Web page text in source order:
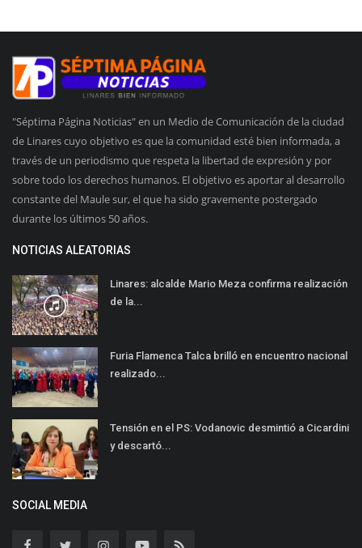
"Séptima Página Noticias" en un Medio de Comunicación de la ciudad
de Linares cuyo objetivo es que la comunidad esté bien informada, a
través de un periodismo que respeta la libertad de expresión y por
sobre todo los derechos humanos. El objetivo es aportar al desarrollo
constante del Maule sur, el que ha sido gravemente postergado
durante los últimos 50 años.
NOTICIAS ALEATORIAS
Linares: alcalde Mario Meza confirma realización
de la...
Furia Flamenca Talca brilló en encuentro nacional
realizado...
Tensión en el PS: Vodanovic desmintió a Cicardini
y descartó...
SOCIAL MEDIA